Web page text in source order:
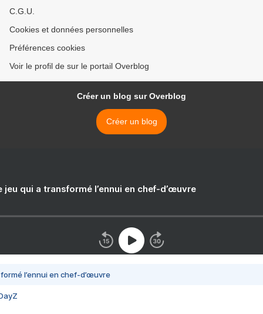
C.G.U.
Cookies et données personnelles
Préférences cookies
Voir le profil de sur le portail Overblog
Créer un blog sur Overblog
Créer un blog
jeu qui a transformé l’ennui en chef-d’œuvre
l’ennui en chef-d’œuvre